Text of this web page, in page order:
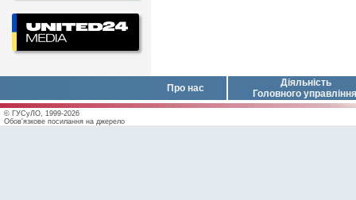
Про нас
Діяльність
Головного управління
© ГУСуЛО, 1999-2026
Обов'язкове посилання на джерело